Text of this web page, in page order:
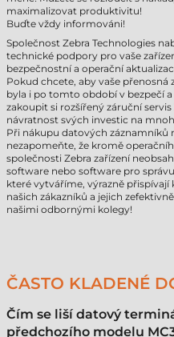
maximalizovat produktivitu!
Buďte vždy informováni!
Společnost Zebra Technologies
technické podpory pro vaše
bezpečnostní a operační
Pokud chcete, aby vaše
byla i po tomto období v bezpečí
zakoupit si rozšířený záruční
návratnost svých investic na
Při nákupu datových
nezapomeňte, že kromě
společnosti Zebra zařízení
software nebo software pro
které vytváříme, výrazně
našich zákazníků a jejich
našimi odbornými kolegy!
ČASTO KLADENÉ
Čím se liší datový
předchozího modelu